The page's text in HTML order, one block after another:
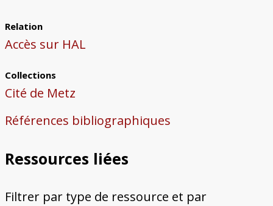
Relation
Accès sur HAL
Collections
Cité de Metz
Références bibliographiques
Ressources liées
Filtrer par type de ressource et par